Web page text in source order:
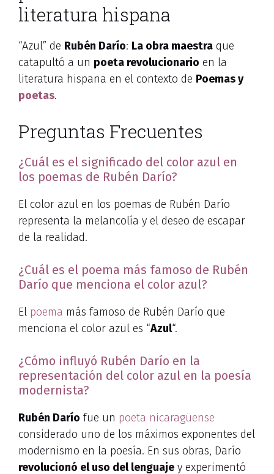
literatura hispana
“Azul” de Rubén Darío: La obra maestra que
catapultó a un poeta revolucionario en la
literatura hispana en el contexto de Poemas y
poetas.
Preguntas Frecuentes
¿Cuál es el significado del color azul en
los poemas de Rubén Darío?
El color azul en los poemas de Rubén Darío
representa la melancolía y el deseo de escapar
de la realidad.
¿Cuál es el poema más famoso de Rubén
Darío que menciona el color azul?
El poema más famoso de Rubén Darío que
menciona el color azul es “Azul“.
¿Cómo influyó Rubén Darío en la
representación del color azul en la poesía
modernista?
Rubén Darío fue un poeta nicaragüense
considerado uno de los máximos exponentes del
modernismo en la poesía. En sus obras, Darío
revolucionó el uso del lenguaje y experimentó